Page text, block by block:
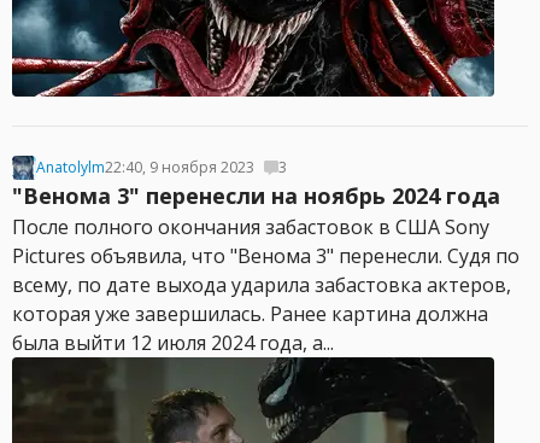
Anatolylm22:40, 9 ноября 2023 3
"Венома 3" перенесли на ноябрь 2024 года
После полного окончания забастовок в США Sony
Pictures объявила, что "Венома 3" перенесли. Судя по
всему, по дате выхода ударила забастовка актеров,
которая уже завершилась. Ранее картина должна
была выйти 12 июля 2024 года, а...